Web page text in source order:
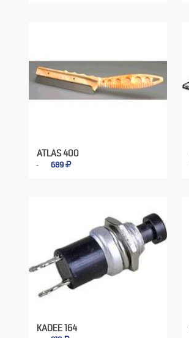
ATLAS 400
689
KADEE 164